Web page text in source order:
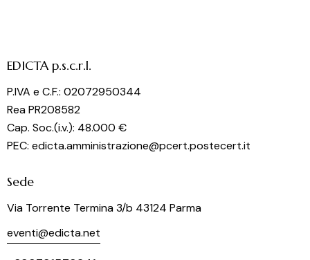
EDICTA p.s.c.r.l.
P.IVA e C.F.: 02072950344
Rea PR208582
Cap. Soc.(i.v.): 48.000 €
PEC: edicta.amministrazione@pcert.postecert.it
Sede
Via Torrente Termina 3/b 43124 Parma
eventi@edicta.net